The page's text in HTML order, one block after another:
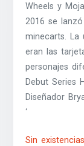
Wheels y
2016 se
minecarts. La
eran las
personajes
Debut Series
Diseñador
‘
Sin existencias